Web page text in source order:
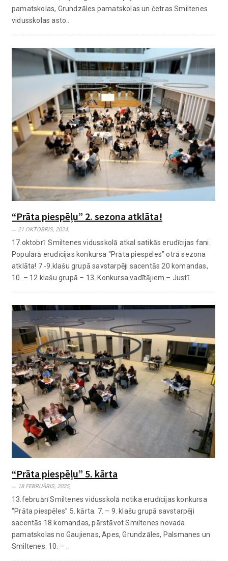
pamatskolas, Grundzāles pamatskolas un četras Smiltenes
vidusskolas asto..
“Prāta piespēļu” 2. sezona atklāta!
21 OKTOBRIS, 2024,
17.oktobrī Smiltenes vidusskolā atkal satikās erudīcijas fani.
Populārā erudīcijas konkursa “Prāta piespēles” otrā sezona
atklāta! 7.-9.klašu grupā savstarpēji sacentās 20 komandas,
10. – 12.klašu grupā – 13. Konkursa vadītājiem – Justī..
“Prāta piespēļu” 5. kārta
18 FEBRUĀRIS, 2025,
13.februārī Smiltenes vidusskolā notika erudīcijas konkursa
“Prāta piespēles” 5. kārta. 7. – 9. klašu grupā savstarpēji
sacentās 18 komandas, pārstāvot Smiltenes novada
pamatskolas no Gaujienas, Apes, Grundzāles, Palsmanes un
Smiltenes. 10. – ..